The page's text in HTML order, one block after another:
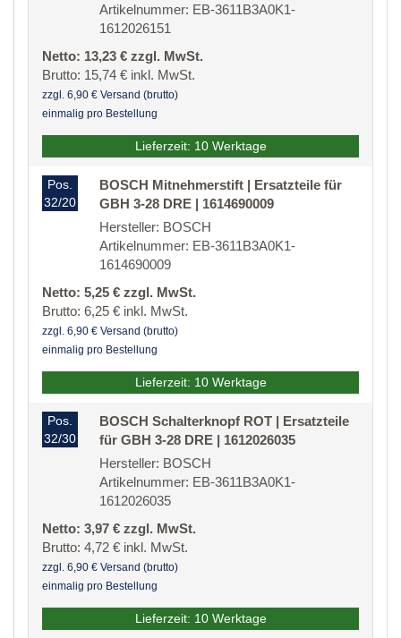
Artikelnummer: EB-3611B3A0K1-
1612026151
Netto: 13,23 € zzgl. MwSt.
Brutto: 15,74 € inkl. MwSt.
zzgl. 6,90 € Versand (brutto)
einmalig pro Bestellung
Lieferzeit: 10 Werktage
Pos.
32/20
BOSCH Mitnehmerstift | Ersatzteile für
GBH 3-28 DRE | 1614690009
Hersteller: BOSCH
Artikelnummer: EB-3611B3A0K1-
1614690009
Netto: 5,25 € zzgl. MwSt.
Brutto: 6,25 € inkl. MwSt.
zzgl. 6,90 € Versand (brutto)
einmalig pro Bestellung
Lieferzeit: 10 Werktage
Pos.
32/30
BOSCH Schalterknopf ROT | Ersatzteile
für GBH 3-28 DRE | 1612026035
Hersteller: BOSCH
Artikelnummer: EB-3611B3A0K1-
1612026035
Netto: 3,97 € zzgl. MwSt.
Brutto: 4,72 € inkl. MwSt.
zzgl. 6,90 € Versand (brutto)
einmalig pro Bestellung
Lieferzeit: 10 Werktage